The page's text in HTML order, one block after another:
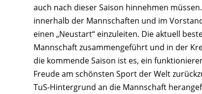
auch nach dieser Saison hinnehmen
innerhalb der Mannschaften und im
einen „Neustart“ einzuleiten. Die aktuell
Mannschaft zusammengeführt und in der
die kommende Saison ist es, ein
Freude am schönsten Sport der Welt
TuS-Hintergrund an die Mannschaft